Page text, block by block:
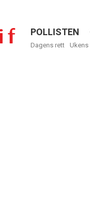
Menu
POLLISTEN
Dagens rett Ukens